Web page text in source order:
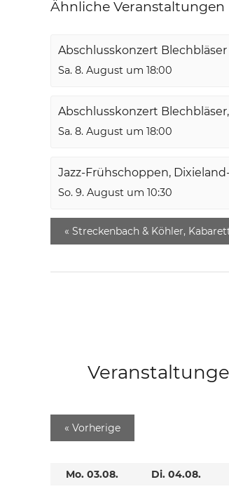
Ähnliche Veranstaltungen
Abschlusskonzert Blechbläser
Sa. 8. August um 18:00
Abschlusskonzert
Sa. 8. August um 18:00
Jazz-Frühschoppen,
So. 9. August um 10:30
« Streckenbach & Köhler,
« Vorherige
Mo. 03.08.
Di. 04.08.